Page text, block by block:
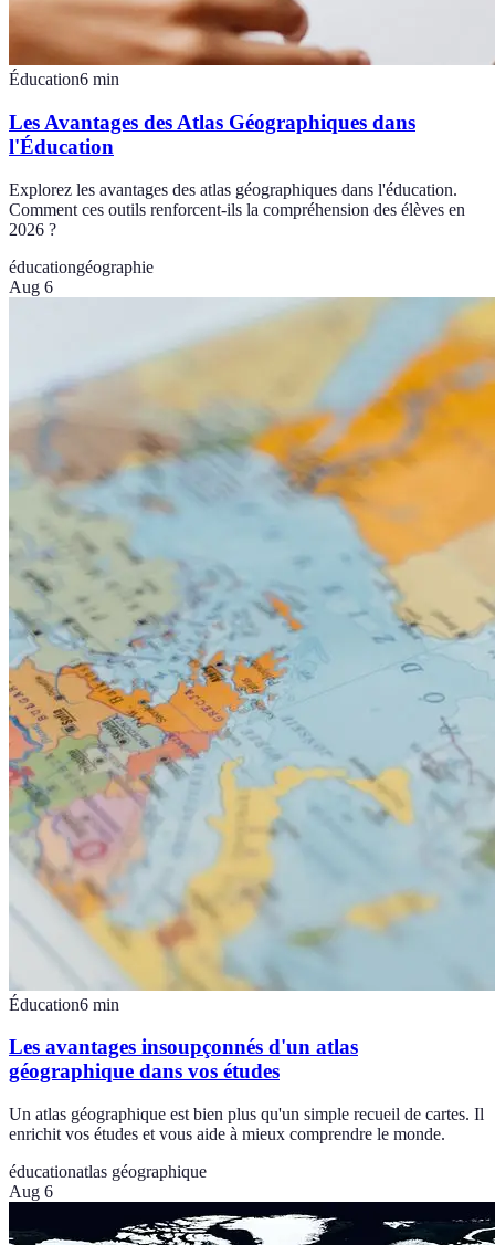
Éducation6 min
Les Avantages des Atlas Géographiques dans
l'Éducation
Explorez les avantages des atlas géographiques dans l'éducation.
Comment ces outils renforcent-ils la compréhension des élèves en
2026 ?
éducationgéographie
Aug 6
Éducation6 min
Les avantages insoupçonnés d'un atlas
géographique dans vos études
Un atlas géographique est bien plus qu'un simple recueil de cartes. Il
enrichit vos études et vous aide à mieux comprendre le monde.
éducationatlas géographique
Aug 6